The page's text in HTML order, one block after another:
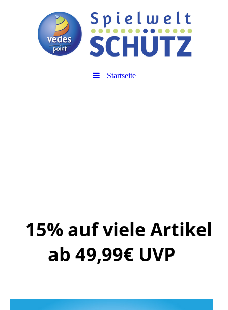
Startseite
15% auf viele Artikel
ab 49,99€ UVP